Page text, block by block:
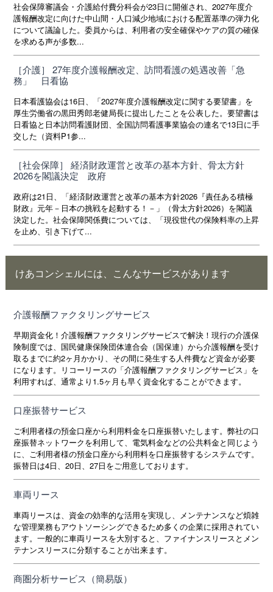
社会保障審議会・介護給付費分科会が23日に開催され、2027年度介
護報酬改定に向けた中山間・人口減少地域における配置基準の弾力化
について議論した。委員からは、利用者の安全確保やケアの質の確保
を求める声が多数...
［介護］ 27年度介護報酬改定、訪問看護の処遇改善「急
務」 日看協
日本看護協会は16日、「2027年度介護報酬改定に関する要望書」を
厚生労働省の黒田秀郎老健局長に提出したことを公表した。要望書は
日看協と日本訪問看護財団、全国訪問看護事業協会の連名で13日に手
交した（資料P1参...
［社会保障］ 経済財政運営と改革の基本方針、骨太方針
2026を閣議決定 政府
政府は21日、「経済財政運営と改革の基本方針2026『責任ある積極
財政』元年－日本の挑戦を起動する！－」（骨太方針2026）を閣議
決定した。社会保障関係費については、「現役世代の保険料率の上昇
を止め、引き下げて...
けあコンシェルには、こんなサービスがあります
介護報酬ファクタリングサービス
早期資金化！介護報酬ファクタリングサービスで解決！現行の介護保
険制度では、国民健康保険団体連合会（国保連）から介護報酬を受け
取るまでに約2ヶ月かかり、その間に発生する人件費など資金が必要
になります。リコーリースの「介護報酬ファクタリングサービス」を
利用すれば、通常より1.5ヶ月も早く資金化することができます。
口座振替サービス
ご利用者様の預金口座から利用料金を口座振替いたします。弊社の口
座振替ネットワークを利用して、電気料金などの公共料金と同じよう
に、ご利用者様の預金口座から利用料を口座振替するシステムです。
振替日は4日、20日、27日をご用意しております。
車両リース
車両リースは、資金の効率的な活用を実現し、メンテナンスなど煩雑
な管理業務もアウトソーシングできるため多くの企業に採用されてい
ます。一般的に車両リースを大別すると、ファイナンスリースとメン
テナンスリースに分類することが出来ます。
商圏分析サービス（簡易版）